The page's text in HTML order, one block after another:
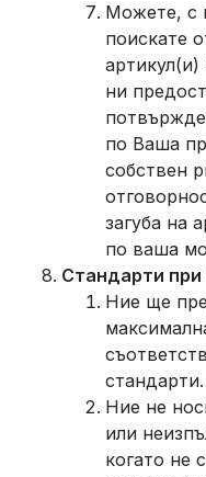
Можете, с
поискате
ни
по Ваша
собствен
загуба на
по ваша
Стандарти при
Ние ще
стандарти.
Ние не
или
когато не